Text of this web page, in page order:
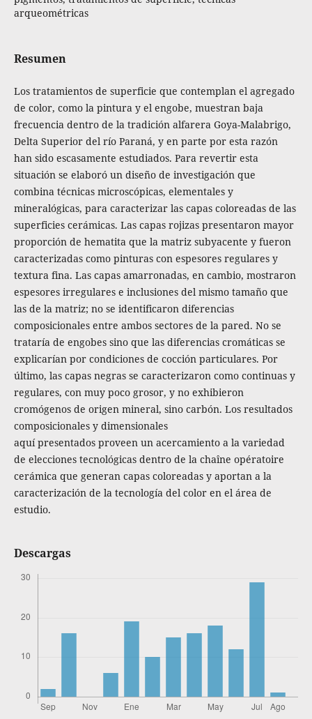
arqueométricas
Resumen
Los tratamientos de superficie que contemplan el agregado
de color, como la pintura y el engobe, muestran baja
frecuencia dentro de la tradición alfarera Goya-Malabrigo,
Delta Superior del río Paraná, y en parte por esta razón
han sido escasamente estudiados. Para revertir esta
situación se elaboró un diseño de investigación que
combina técnicas microscópicas, elementales y
mineralógicas, para caracterizar las capas coloreadas de las
superficies cerámicas. Las capas rojizas presentaron mayor
proporción de hematita que la matriz subyacente y fueron
caracterizadas como pinturas con espesores regulares y
textura fina. Las capas amarronadas, en cambio, mostraron
espesores irregulares e inclusiones del mismo tamaño que
las de la matriz; no se identificaron diferencias
composicionales entre ambos sectores de la pared. No se
trataría de engobes sino que las diferencias cromáticas se
explicarían por condiciones de cocción particulares. Por
último, las capas negras se caracterizaron como continuas y
regulares, con muy poco grosor, y no exhibieron
cromógenos de origen mineral, sino carbón. Los resultados
composicionales y dimensionales
aquí presentados proveen un acercamiento a la variedad
de elecciones tecnológicas dentro de la chaîne opératoire
cerámica que generan capas coloreadas y aportan a la
caracterización de la tecnología del color en el área de
estudio.
Descargas